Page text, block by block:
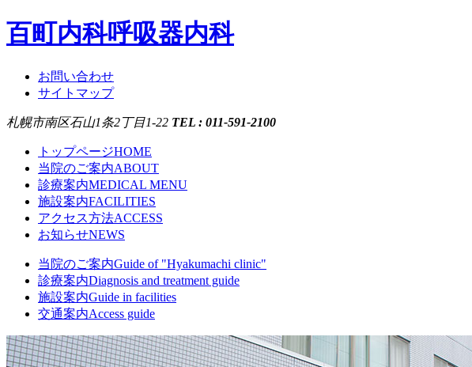
百町内科呼吸器内科
お問い合わせ
サイトマップ
札幌市南区石山1条2丁目1-22 TEL : 011-591-2100
トップページHOME
当院のご案内ABOUT
診療案内MEDICAL MENU
施設案内FACILITIES
アクセス方法ACCESS
お知らせNEWS
当院のご案内Guide of "Hyakumachi clinic"
診療案内Diagnosis and treatment guide
施設案内Guide in facilities
交通案内Access guide